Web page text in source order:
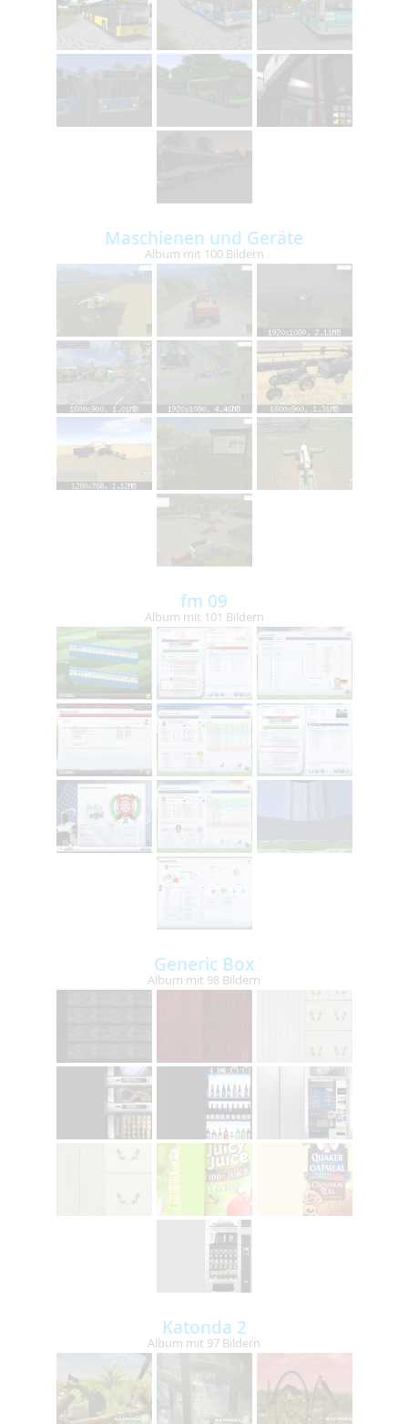
Maschienen und Geräte
Album mit 100 Bildern
fm 09
Album mit 101 Bildern
Generic Box
Album mit 98 Bildern
Katonda 2
Album mit 97 Bildern